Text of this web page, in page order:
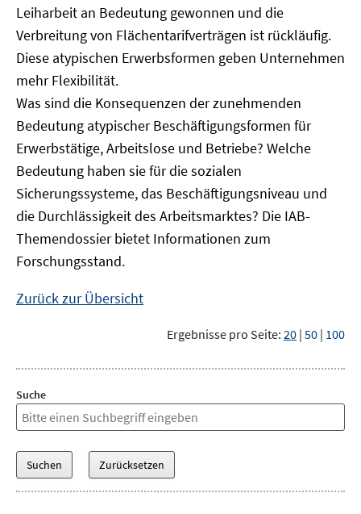
Leiharbeit an Bedeutung gewonnen und die
Verbreitung von Flächentarifverträgen ist rückläufig.
Diese atypischen Erwerbsformen geben Unternehmen
mehr Flexibilität.
Was sind die Konsequenzen der zunehmenden
Bedeutung atypischer Beschäftigungsformen für
Erwerbstätige, Arbeitslose und Betriebe? Welche
Bedeutung haben sie für die sozialen
Sicherungssysteme, das Beschäftigungsniveau und
die Durchlässigkeit des Arbeitsmarktes? Die IAB-
Themendossier bietet Informationen zum
Forschungsstand.
Zurück zur Übersicht
Ergebnisse pro Seite: 20 | 50 | 100
Suche